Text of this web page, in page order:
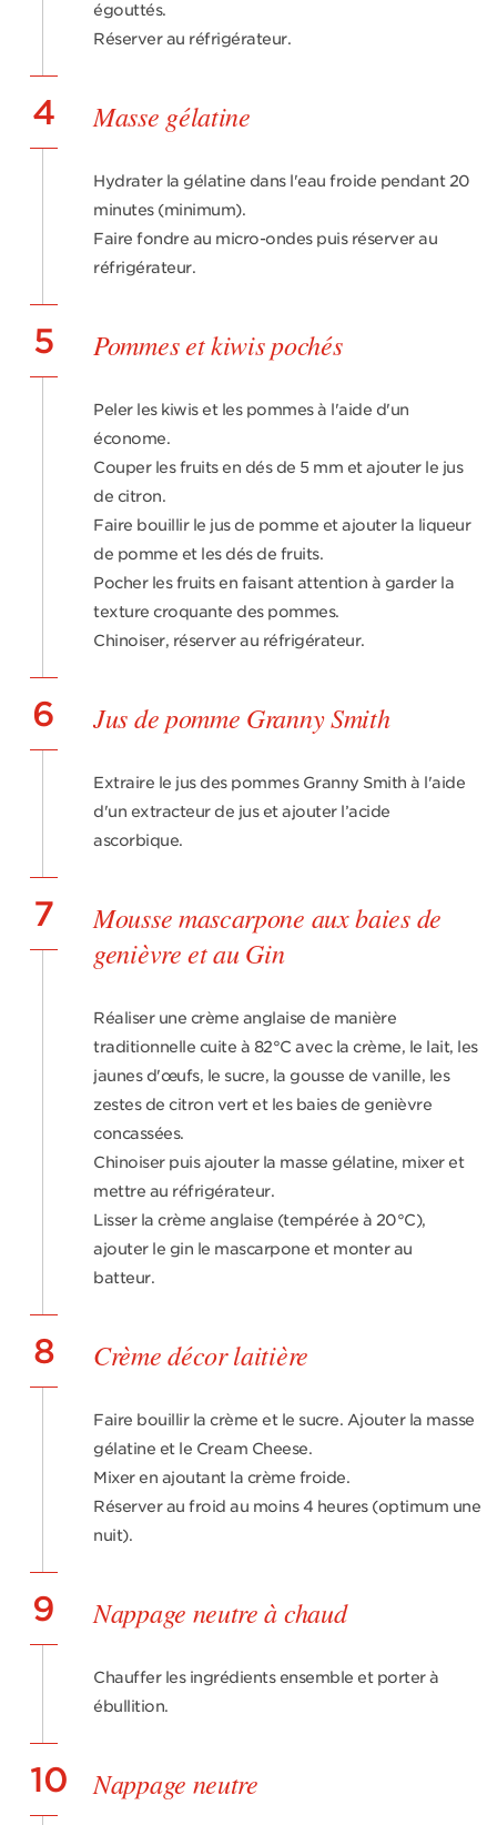
égouttés.
Réserver au réfrigérateur.
4 Masse gélatine
Hydrater la gélatine dans l'eau froide pendant 20
minutes (minimum).
Faire fondre au micro-ondes puis réserver au
réfrigérateur.
5 Pommes et kiwis pochés
Peler les kiwis et les pommes à l'aide d'un
économe.
Couper les fruits en dés de 5 mm et ajouter le jus
de citron.
Faire bouillir le jus de pomme et ajouter la liqueur
de pomme et les dés de fruits.
Pocher les fruits en faisant attention à garder la
texture croquante des pommes.
Chinoiser, réserver au réfrigérateur.
6 Jus de pomme Granny Smith
Extraire le jus des pommes Granny Smith à l'aide
d'un extracteur de jus et ajouter l’acide
ascorbique.
7
Mousse mascarpone aux baies de
genièvre et au Gin
Réaliser une crème anglaise de manière
traditionnelle cuite à 82°C avec la crème, le lait, les
jaunes d'œufs, le sucre, la gousse de vanille, les
zestes de citron vert et les baies de genièvre
concassées.
Chinoiser puis ajouter la masse gélatine, mixer et
mettre au réfrigérateur.
Lisser la crème anglaise (tempérée à 20°C),
ajouter le gin le mascarpone et monter au
batteur.
8 Crème décor laitière
Faire bouillir la crème et le sucre. Ajouter la masse
gélatine et le Cream Cheese.
Mixer en ajoutant la crème froide.
Réserver au froid au moins 4 heures (optimum une
nuit).
9 Nappage neutre à chaud
Chauffer les ingrédients ensemble et porter à
ébullition.
10 Nappage neutre